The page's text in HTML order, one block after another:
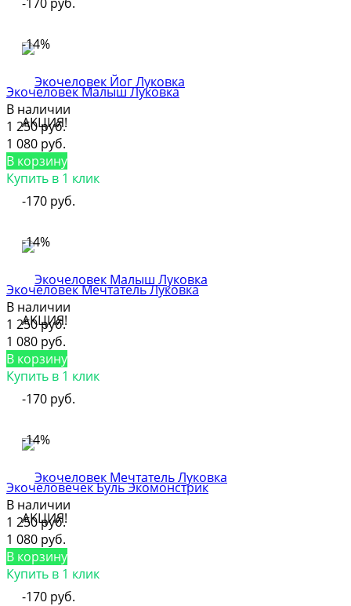
-14%
АКЦИЯ!
-170 руб.
Экочеловек Малыш Луковка
В наличии
1 250 руб.
1 080 руб.
В корзину
Купить в 1 клик
-14%
АКЦИЯ!
-170 руб.
Экочеловек Мечтатель Луковка
В наличии
1 250 руб.
1 080 руб.
В корзину
Купить в 1 клик
-14%
АКЦИЯ!
-170 руб.
Экочеловечек Буль Экомонстрик
В наличии
1 250 руб.
1 080 руб.
В корзину
Купить в 1 клик